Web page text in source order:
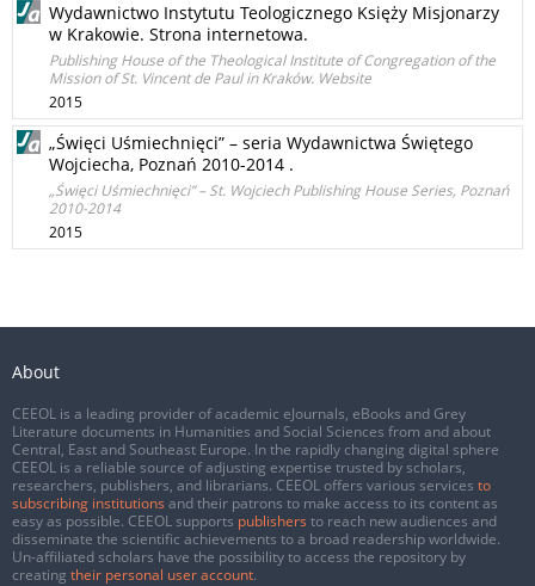
Wydawnictwo Instytutu Teologicznego Księży Misjonarzy
w Krakowie. Strona internetowa.
Publishing House of the Theological Institute of Congregation of the
Mission of St. Vincent de Paul in Kraków. Website
2015
„Święci Uśmiechnięci” – seria Wydawnictwa Świętego
Wojciecha, Poznań 2010-2014 .
„Święci Uśmiechnięci” – St. Wojciech Publishing House Series, Poznań
2010-2014
2015
About
CEEOL is a leading provider of academic eJournals, eBooks and Grey
Literature documents in Humanities and Social Sciences from and about
Central, East and Southeast Europe. In the rapidly changing digital sphere
CEEOL is a reliable source of adjusting expertise trusted by scholars,
researchers, publishers, and librarians. CEEOL offers various services to
subscribing institutions and their patrons to make access to its content as
easy as possible. CEEOL supports publishers to reach new audiences and
disseminate the scientific achievements to a broad readership worldwide.
Un-affiliated scholars have the possibility to access the repository by
creating their personal user account.